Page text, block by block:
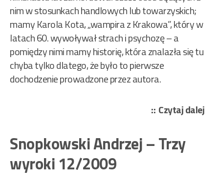
nim w stosunkach handlowych lub towarzyskich;
mamy Karola Kota, „wampira z Krakowa”, który w
latach 60. wywoływał strach i psychozę – a
pomiędzy nimi mamy historię, która znalazła się tu
chyba tylko dlatego, że było to pierwsze
dochodzenie prowadzone przez autora.
Czytaj dalej
Snopkowski Andrzej – Trzy
wyroki 12/2009